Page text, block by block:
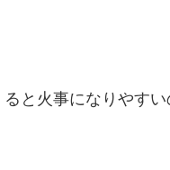
と火事になりやす